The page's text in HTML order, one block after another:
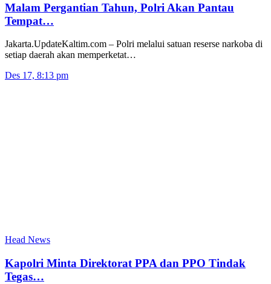
Malam Pergantian Tahun, Polri Akan Pantau
Tempat…
Jakarta.UpdateKaltim.com – Polri melalui satuan reserse narkoba di
setiap daerah akan memperketat…
Des 17, 8:13 pm
Head News
Kapolri Minta Direktorat PPA dan PPO Tindak
Tegas…